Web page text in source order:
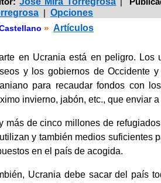
| Opciones
» Artículos
en Ucrania está en peligro. Los
y los gobiernos de Occidente
para recaudar fondos con
invierno, jabón, etc., que enviar
más de cinco millones de
y también medios suficientes
en el país de acogida.
Ucrania debe sacar del país